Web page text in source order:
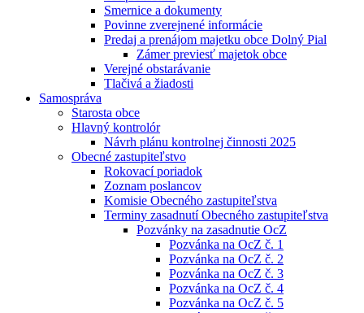
Smernice a dokumenty
Povinne zverejnené informácie
Predaj a prenájom majetku obce Dolný Pial
Zámer previesť majetok obce
Verejné obstarávanie
Tlačivá a žiadosti
Samospráva
Starosta obce
Hlavný kontrolór
Návrh plánu kontrolnej činnosti 2025
Obecné zastupiteľstvo
Rokovací poriadok
Zoznam poslancov
Komisie Obecného zastupiteľstva
Terminy zasadnutí Obecného zastupiteľstva
Pozvánky na zasadnutie OcZ
Pozvánka na OcZ č. 1
Pozvánka na OcZ č. 2
Pozvánka na OcZ č. 3
Pozvánka na OcZ č. 4
Pozvánka na OcZ č. 5